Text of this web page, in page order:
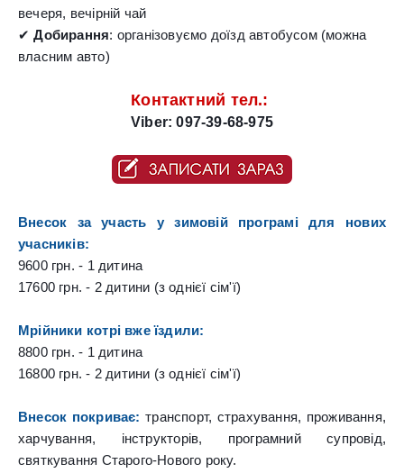
вечеря, вечірній чай
✔ Добирання: організовуємо доїзд автобусом (можна
Контактний тел.:
Viber: 097-39-68-975
Внесок за участь у зимовій програмі для нових
учасників:
9600 грн. - 1 дитина
17600 грн. - 2 дитини (з однієї сім'ї)
Мрійники котрі вже їздили:
8800 грн. - 1 дитина
16800 грн. - 2 дитини (з однієї сім'ї)
Внесок покриває: транспорт, страхування, проживання,
харчування, інструкторів, програмний супровід,